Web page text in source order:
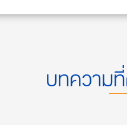
บทความ